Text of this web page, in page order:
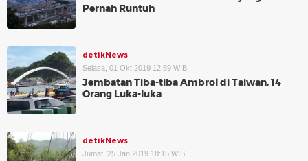
Pernah Runtuh
detikNews
Selasa, 01 Okt 2019 12:59 WIB
Jembatan Tiba-tiba Ambrol di Taiwan, 14
Orang Luka-luka
detikNews
Jumat, 25 Jan 2019 18:15 WIB